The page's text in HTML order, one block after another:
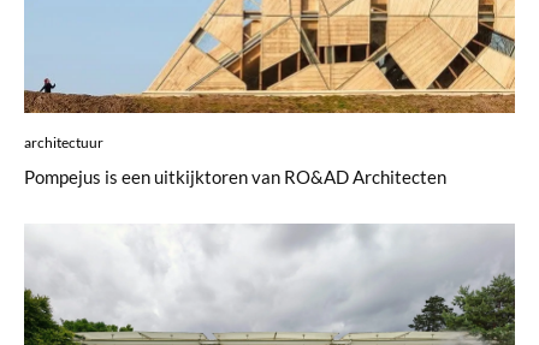
architectuur
Pompejus is een uitkijktoren van RO&AD Architecten